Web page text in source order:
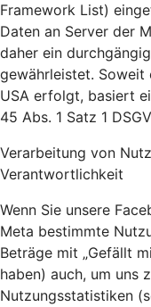
Framework List)
Daten an Server der
daher ein
gewährleistet. Soweit
USA erfolgt, basiert
45 Abs. 1 Satz 1
Verarbeitung von
Verantwortlichkeit
Wenn Sie unsere
Meta bestimmte
Beträge mit „Gefällt
haben) auch, um uns
Nutzungsstatistiken